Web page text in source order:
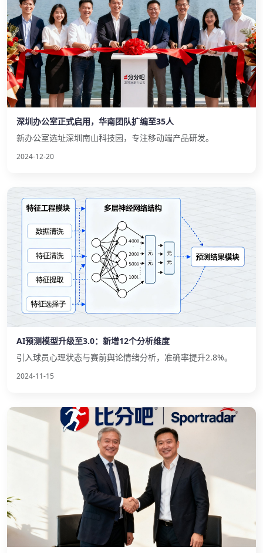
深圳办公室正式启用，华南团队扩编至35人
新办公室选址深圳南山科技园，专注移动端产品研发。
2024-12-20
AI预测模型升级至3.0：新增12个分析维度
引入球员心理状态与赛前舆论情绪分析，准确率提升2.8%。
2024-11-15